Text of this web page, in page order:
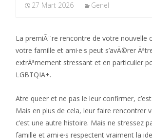
27 Mart 2026 Genel
La premiÃ¨re rencontre de votre nouvelle
votre famille et ami·e·s peut s’avÃ©rer
extrÃªmement stressant et en particulier
LGBTQIA+.
Ãtre queer et ne pas le leur confirmer,
Mais en plus de cela, leur faire rencontrer
c’est une autre histoire. Mais ne stressez
famille et ami·e·s respectent vraiment la